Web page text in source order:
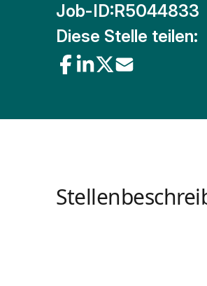
Job-ID:R5044833
Diese Stelle teilen: